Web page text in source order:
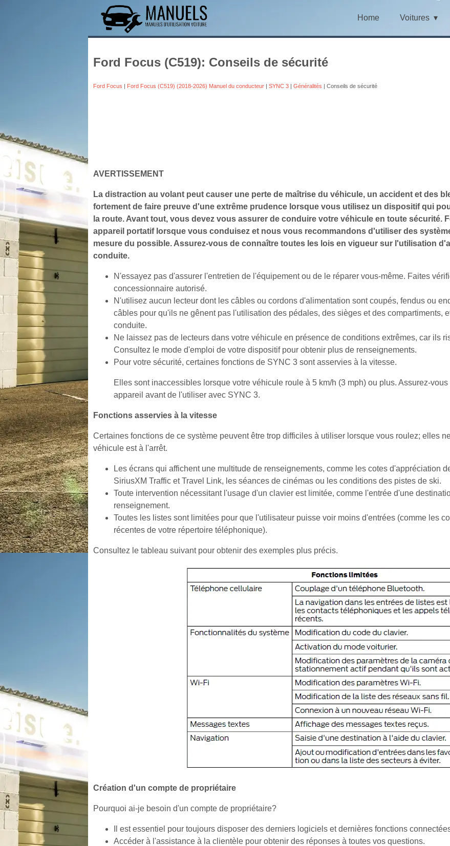
Home Voitures
Ford Focus (C519): Conseils de sécurité
Ford Focus | Ford Focus (C519) (2018-2026) Manuel du conducteur | SYNC 3 | Généralités | Conseils de sécurité
AVERTISSEMENT
La distraction au volant peut causer une perte de maîtrise du véhicule, un accident et des
fortement de faire preuve d'une extrême prudence lorsque vous utilisez un dispositif qui
la route. Avant tout, vous devez vous assurer de conduire votre véhicule en toute sécurité.
appareil portatif lorsque vous conduisez et nous vous recommandons d'utiliser des
mesure du possible. Assurez-vous de connaître toutes les lois en vigueur sur l'utilisation
conduite.
N'essayez pas d'assurer l'entretien de l'équipement ou de le réparer vous-même. Faites
concessionnaire autorisé.
N'utilisez aucun lecteur dont les câbles ou cordons d'alimentation sont coupés, fendus ou
câbles pour qu'ils ne gênent pas l'utilisation des pédales, des sièges et des compartiments,
conduite.
Ne laissez pas de lecteurs dans votre véhicule en présence de conditions extrêmes, car ils
Consultez le mode d'emploi de votre dispositif pour obtenir plus de renseignements.
Pour votre sécurité, certaines fonctions de SYNC 3 sont asservies à la vitesse.
Elles sont inaccessibles lorsque votre véhicule roule à 5 km/h (3 mph) ou plus. Assurez-
appareil avant de l'utiliser avec SYNC 3.
Fonctions asservies à la vitesse
Certaines fonctions de ce système peuvent être trop difficiles à utiliser lorsque vous roulez; elles
véhicule est à l'arrêt.
Les écrans qui affichent une multitude de renseignements, comme les cotes d'appréciation
SiriusXM Traffic et Travel Link, les séances de cinémas ou les conditions des pistes de ski.
Toute intervention nécessitant l'usage d'un clavier est limitée, comme l'entrée d'une
renseignement.
Toutes les listes sont limitées pour que l'utilisateur puisse voir moins d'entrées (comme les
récentes de votre répertoire téléphonique).
Consultez le tableau suivant pour obtenir des exemples plus précis.
Création d'un compte de propriétaire
Pourquoi ai-je besoin d'un compte de propriétaire?
Il est essentiel pour toujours disposer des derniers logiciels et dernières fonctions
Accéder à l'assistance à la clientèle pour obtenir des réponses à toutes vos questions.